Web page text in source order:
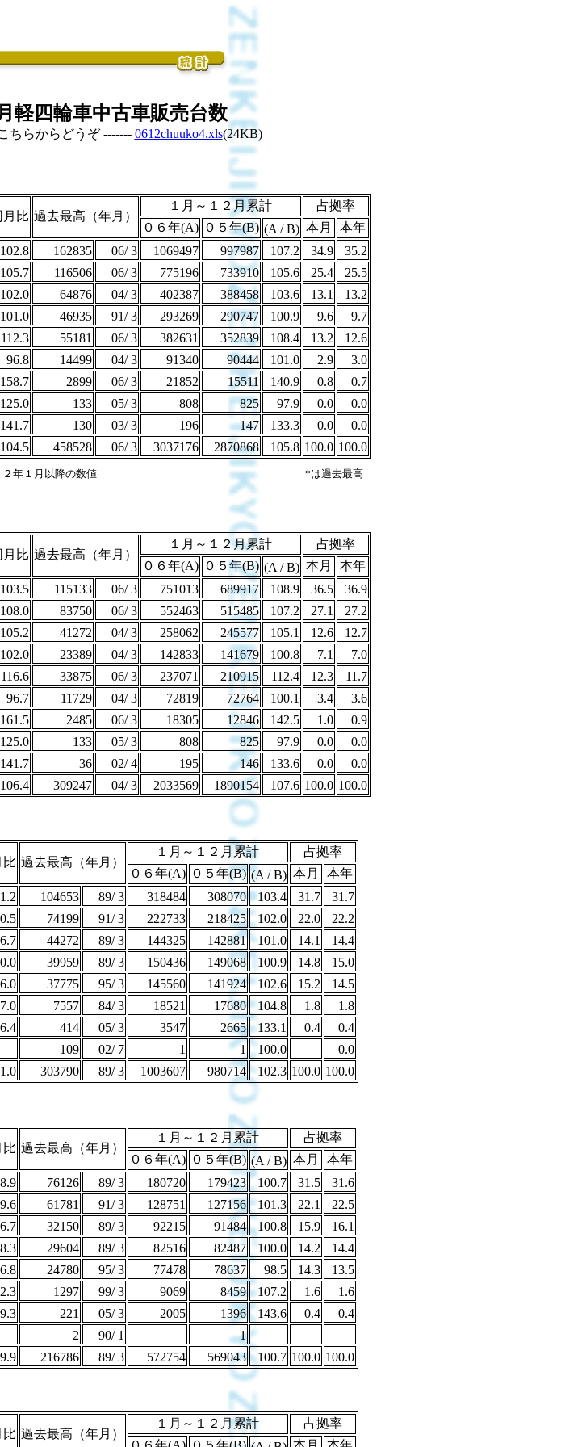
軽四輪車中古車販売台数
ちらからどうぞ ------- 0612chuuko4.xls(24KB)
月比 過去最高（年月）
１月～１２月累計
占拠率
０６年(A) ０５年(B) (A / B) 本月
本年
102.8 162835 06/ 3 1069497 997987 107.2 34.9
35.2
105.7 116506 06/ 3 775196 733910 105.6 25.4
25.5
102.0 64876 04/ 3 402387 388458 103.6 13.1
13.2
101.0 46935 91/ 3 293269 290747 100.9 9.6
9.7
112.3 55181 06/ 3 382631 352839 108.4 13.2
12.6
96.8 14499 04/ 3 91340 90444 101.0 2.9
3.0
158.7 2899 06/ 3 21852 15511 140.9 0.8
0.7
125.0 133 05/ 3 808 825 97.9 0.0
0.0
141.7 130 03/ 3 196 147 133.3 0.0
0.0
104.5 458528 06/ 3 3037176 2870868 105.8 100.0 100.0
年１月以降の数値 *は過去最高
月比 過去最高（年月）
１月～１２月累計
占拠率
０６年(A) ０５年(B) (A / B) 本月
本年
103.5 115133 06/ 3 751013 689917 108.9 36.5
36.9
108.0 83750 06/ 3 552463 515485 107.2 27.1
27.2
105.2 41272 04/ 3 258062 245577 105.1 12.6
12.7
102.0 23389 04/ 3 142833 141679 100.8 7.1
7.0
116.6 33875 06/ 3 237071 210915 112.4 12.3
11.7
96.7 11729 04/ 3 72819 72764 100.1 3.4
3.6
161.5 2485 06/ 3 18305 12846 142.5 1.0
0.9
125.0 133 05/ 3 808 825 97.9 0.0
0.0
141.7 36 02/ 4 195 146 133.6 0.0
0.0
106.4 309247 04/ 3 2033569 1890154 107.6 100.0 100.0
比 過去最高（年月）
１月～１２月累計
占拠率
０６年(A) ０５年(B) (A / B) 本月
本年
104653 89/ 3 318484 308070 103.4 31.7
31.7
74199 91/ 3 222733 218425 102.0 22.0
22.2
44272 89/ 3 144325 142881 101.0 14.1
14.4
39959 89/ 3 150436 149068 100.9 14.8
15.0
37775 95/ 3 145560 141924 102.6 15.2
14.5
7557 84/ 3 18521 17680 104.8 1.8
1.8
414 05/ 3 3547 2665 133.1 0.4
0.4
109 02/ 7 1 1 100.0
0.0
303790 89/ 3 1003607 980714 102.3 100.0 100.0
比 過去最高（年月）
１月～１２月累計
占拠率
０６年(A) ０５年(B) (A / B) 本月
本年
76126 89/ 3 180720 179423 100.7 31.5
31.6
61781 91/ 3 128751 127156 101.3 22.1
22.5
32150 89/ 3 92215 91484 100.8 15.9
16.1
29604 89/ 3 82516 82487 100.0 14.2
14.4
24780 95/ 3 77478 78637 98.5 14.3
13.5
1297 99/ 3 9069 8459 107.2 1.6
1.6
221 05/ 3 2005 1396 143.6 0.4
0.4
2 90/ 1
1
216786 89/ 3 572754 569043 100.7 100.0 100.0
比 過去最高（年月）
１月～１２月累計
占拠率